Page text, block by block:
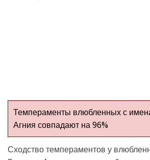
Темпераменты влюбленных с
Агния совпадают на 96%
Сходство темпераментов у